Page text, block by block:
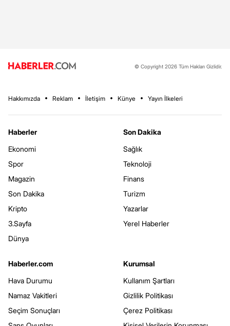
© Copyright 2026 Tüm Hakları Gizlidir.
Hakkımızda Reklam İletişim Künye Yayın İlkeleri
Haberler
Ekonomi
Spor
Magazin
Son Dakika
Kripto
3.Sayfa
Dünya
Son Dakika
Sağlık
Teknoloji
Finans
Turizm
Yazarlar
Yerel Haberler
Haberler.com
Hava Durumu
Namaz Vakitleri
Seçim Sonuçları
Kurumsal
Kullanım Şartları
Gizlilik Politikası
Çerez Politikası